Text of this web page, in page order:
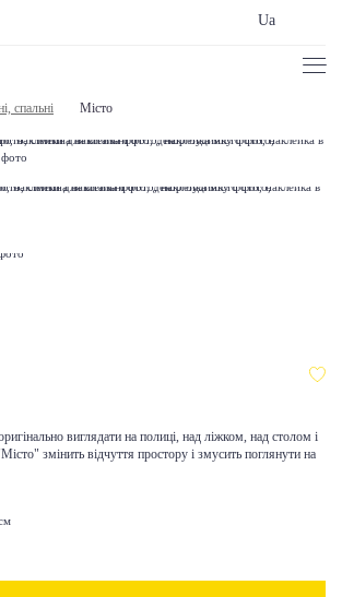
Ua
спальні Місто
виглядати на полиці, над ліжком, над столом і
змінить відчуття простору і змусить поглянути на